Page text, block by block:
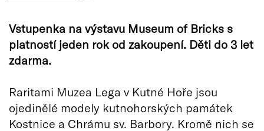
Vstupenka na výstavu Museum of Bricks s
platností jeden rok od zakoupení. Děti do 3 let
zdarma.
Raritami Muzea Lega v Kutné Hoře jsou
ojedinělé modely kutnohorských památek
Kostnice a Chrámu sv. Barbory. Kromě nich se